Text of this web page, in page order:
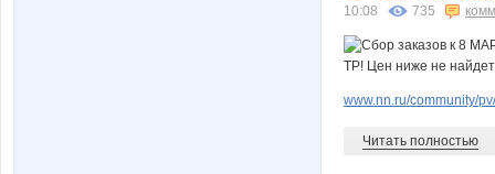
10:08 735
www.nn.ru/community/
Читать полностью